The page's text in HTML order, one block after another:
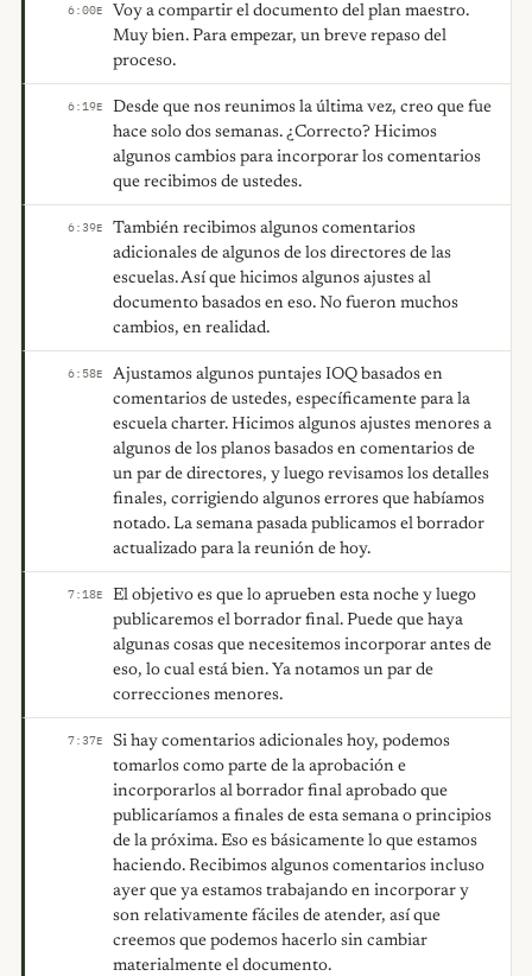
6:00E
Voy a compartir el documento del plan maestro.
Muy bien. Para empezar, un breve repaso del
proceso.
6:19E
Desde que nos reunimos la última vez, creo que fue
hace solo dos semanas. ¿Correcto? Hicimos
algunos cambios para incorporar los comentarios
que recibimos de ustedes.
6:39E
También recibimos algunos comentarios
adicionales de algunos de los directores de las
escuelas. Así que hicimos algunos ajustes al
documento basados en eso. No fueron muchos
cambios, en realidad.
6:58E
Ajustamos algunos puntajes IOQ basados en
comentarios de ustedes, específicamente para la
escuela charter. Hicimos algunos ajustes menores a
algunos de los planos basados en comentarios de
un par de directores, y luego revisamos los detalles
finales, corrigiendo algunos errores que habíamos
notado. La semana pasada publicamos el borrador
actualizado para la reunión de hoy.
7:18E
El objetivo es que lo aprueben esta noche y luego
publicaremos el borrador final. Puede que haya
algunas cosas que necesitemos incorporar antes de
eso, lo cual está bien. Ya notamos un par de
correcciones menores.
7:37E
Si hay comentarios adicionales hoy, podemos
tomarlos como parte de la aprobación e
incorporarlos al borrador final aprobado que
publicaríamos a finales de esta semana o principios
de la próxima. Eso es básicamente lo que estamos
haciendo. Recibimos algunos comentarios incluso
ayer que ya estamos trabajando en incorporar y
son relativamente fáciles de atender, así que
creemos que podemos hacerlo sin cambiar
materialmente el documento.